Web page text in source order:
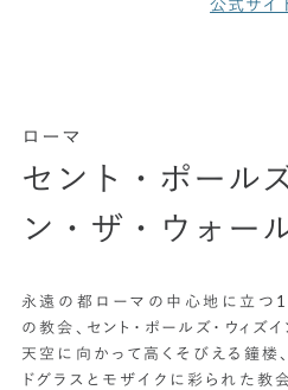
ローマ
セント・ポール
ン・ザ・ウォー
永遠の都ローマの中心地に立つ
の教会、セント・ポールズ・ウィズ
天空に向かって高くそびえる鐘楼
ドグラスとモザイクに彩られた教